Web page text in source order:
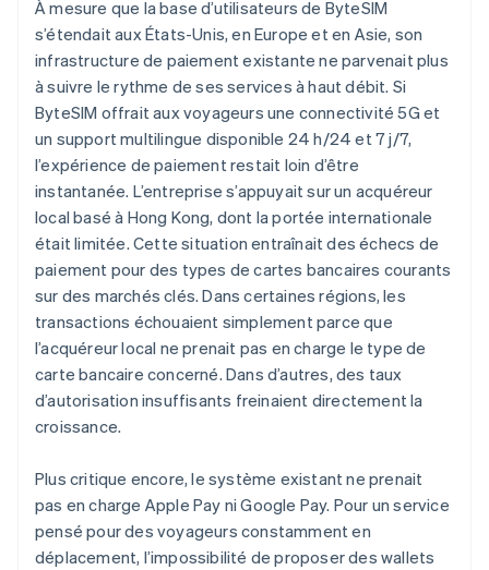
Stripe Sessions 2026
Découvrez comment Stripe construit l’infrastructure
Regarder la vidéo
À mesure que la base d’utilisateurs de ByteSIM
s’étendait aux États-Unis, en Europe et en Asie, son
infrastructure de paiement existante ne parvenait plus
à suivre le rythme de ses services à haut débit. Si
ByteSIM offrait aux voyageurs une connectivité 5G et
un support multilingue disponible 24 h/24 et 7 j/7,
l’expérience de paiement restait loin d’être
instantanée. L’entreprise s’appuyait sur un acquéreur
local basé à Hong Kong, dont la portée internationale
était limitée. Cette situation entraînait des échecs de
paiement pour des types de cartes bancaires courants
sur des marchés clés. Dans certaines régions, les
transactions échouaient simplement parce que
l’acquéreur local ne prenait pas en charge le type de
carte bancaire concerné. Dans d’autres, des taux
d’autorisation insuffisants freinaient directement la
croissance.
Plus critique encore, le système existant ne prenait
pas en charge Apple Pay ni Google Pay. Pour un service
pensé pour des voyageurs constamment en
déplacement, l’impossibilité de proposer des wallets